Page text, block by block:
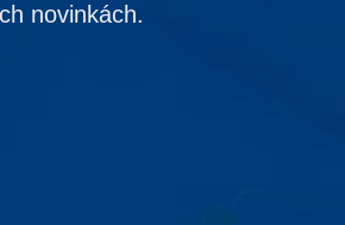
novinkách.